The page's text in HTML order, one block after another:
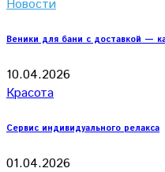
Новости
Веники для бани с доставкой —
10.04.2026
Красота
Сервис индивидуального релакса
01.04.2026